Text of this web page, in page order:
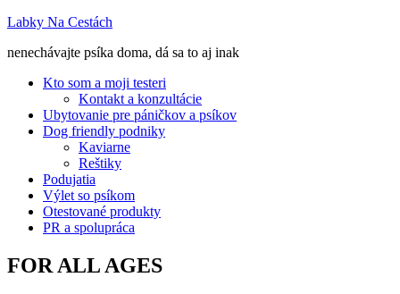
Labky Na Cestách
nenechávajte psíka doma, dá sa to aj inak
Kto som a moji testeri
Kontakt a konzultácie
Ubytovanie pre páničkov a psíkov
Dog friendly podniky
Kaviarne
Reštiky
Podujatia
Výlet so psíkom
Otestované produkty
PR a spolupráca
FOR ALL AGES